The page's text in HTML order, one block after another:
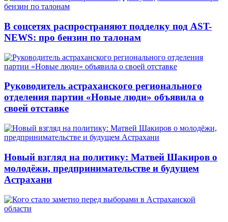
В соцсетях распространяют подделку под AST-
NEWS: про бензин по талонам
Руководитель астраханского регионального
отделения партии «Новые люди» объявила о
своей отставке
Новый взгляд на политику: Матвей Шакиров о
молодёжи, предпринимательстве и будущем
Астрахани